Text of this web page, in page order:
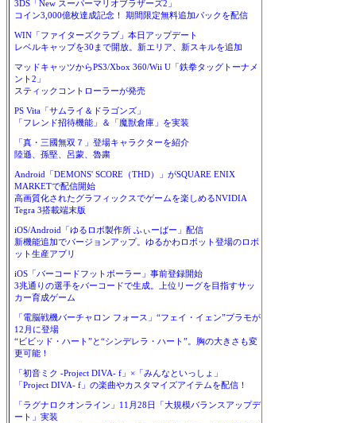
3DS「New スーパーマリオブラザーズ2」
コイン3,000億枚達成記念！ 期間限定無料追加パックを配信
WIN「ファイターズクラブ」本日アップデート
レベルキャップを30まで開放。新エリア、新スキルを追加
マッドキャッツからPS3/Xbox 360/Wii U「鉄拳タッグトーナメ
ント2」
スティックコントローラーが発売
PS Vita「サムライ＆ドラゴンズ」
「フレンド招待機能」＆「魔獣倉庫」を実装
「真・三國無双７」登場キャラクターを紹介
陸遜、孫堅、呂蒙、魯粛
Android「DEMONS' SCORE（THD）」がSQUARE ENIX
MARKETで配信開始
高画質化されたグラフィックスでゲームを楽しめるNVIDIA
Tegra 3搭載端末版
iOS/Android「ゆるロボ製作所 ふぃーばー」配信
新機能追加でバージョンアップ。ゆるかわロボット登場のロボ
ット生産アプリ
iOS「バーコードフットボーラー」事前登録開始
3兆通りの選手をバーコードで生成。上位リーグを目指すサッ
カー育成ゲーム
「電脳戦機バーチャロン フォース」“フェイ・イェン”プラモが
12月に登場
“ビビッド・ハート”と“シンデレラ・ハート”。胸の大きさも変
更可能！
「初音ミク -Project DIVA- f」×「みんなといっしょ」
「Project DIVA- f」の楽曲やカスタマイズアイテムを配信！
「ラグナロクオンライン」11月28日「大規模バランスアップデ
ート」実装